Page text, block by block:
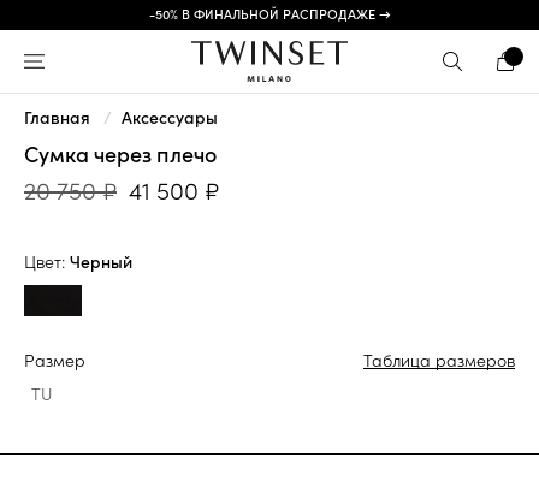
-50% В ФИНАЛЬНОЙ РАСПРОДАЖЕ →
Главная Аксессуары
Сумка через плечо
20 750 ₽ 41 500 ₽
Цвет: Черный
Размер
Таблица размеров
TU